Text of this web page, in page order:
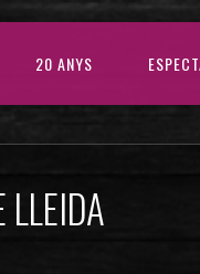
20 ANYS
LLEIDA